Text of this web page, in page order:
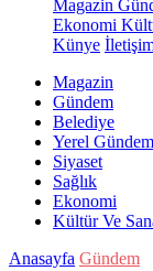
Magazin
Ekonomi
Künye
Magazin
Gündem
Belediye
Yerel Gündem
Siyaset
Sağlık
Ekonomi
Kültür Ve
Anasayfa Gündem